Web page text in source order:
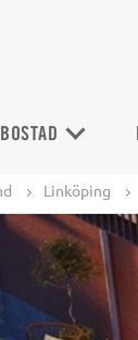
Linköping